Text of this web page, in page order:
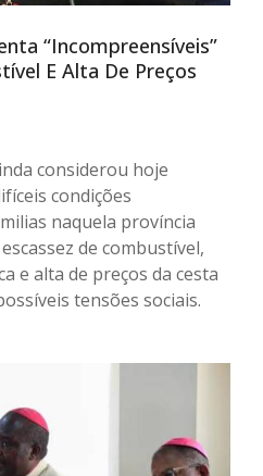
“incompreensíveis”
E Alta De Preços
considerou hoje
condições
naquela província
de combustível,
e alta de preços da cesta
tensões sociais.